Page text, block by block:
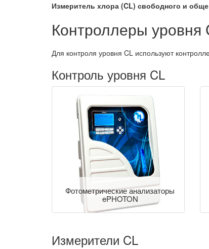
Измеритель хлора (CL)​​ свободного и
Контроллеры уровня
Для контроля уровня CL используют
Контроль уровня CL
Фотометрические анализаторы
ePHOTON
Измерители CL